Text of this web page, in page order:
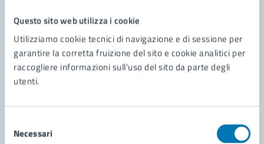
Questo sito web utilizza i cookie
Utilizziamo cookie tecnici di navigazione e di sessione per
garantire la corretta fruizione del sito e cookie analitici per
raccogliere informazioni sull'uso del sito da parte degli
utenti.
delNecessari
Leggi le domande frequenti
Richiedi assistenza
Prenota appuntamento